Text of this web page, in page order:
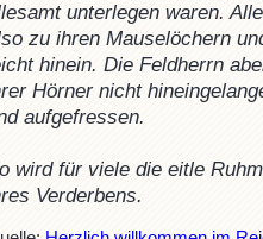
unterlegen waren.
zu ihren Mauselöchern
hinein. Die Feldherrn
Hörner nicht
aufgefressen.
wird für viele die eitle
Verderbens.